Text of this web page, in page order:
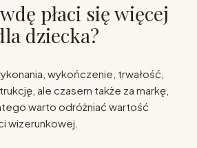
płaci się więcej
dziecka?
wykończenie, trwałość,
ale czasem także za markę,
warto odróżniać wartość
wizerunkowej.